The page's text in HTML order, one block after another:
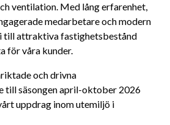
ventilation. Med lång erfarenhet,
medarbetare och modern
till attraktiva fastighetsbestånd
för våra kunder.
och drivna
till säsongen april-oktober 2026
uppdrag inom utemiljö i